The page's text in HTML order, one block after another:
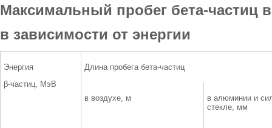
Максимальный пробег бета-частиц
в зависимости от энергии
Энергия
β-частиц, МэВ
Длина пробега бета-частиц
в воздухе, м
в алюминии и
стекле, мм